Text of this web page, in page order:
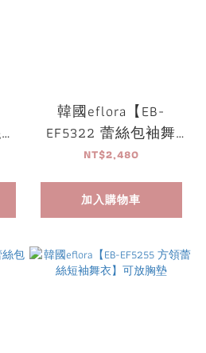
韓國eflora【EB-
EF5322 蕾絲包袖舞
衣】可放胸墊
NT$2,480
加入購物車